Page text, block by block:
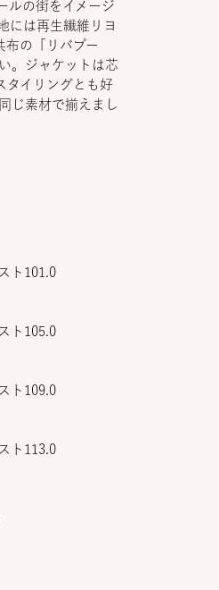
ルの街をイメージ
には再生繊維リヨ
布の「リバプー
。ジャケットは芯
タイリングとも好
じ素材で揃えまし
ト101.0
ト105.0
ト109.0
ト113.0